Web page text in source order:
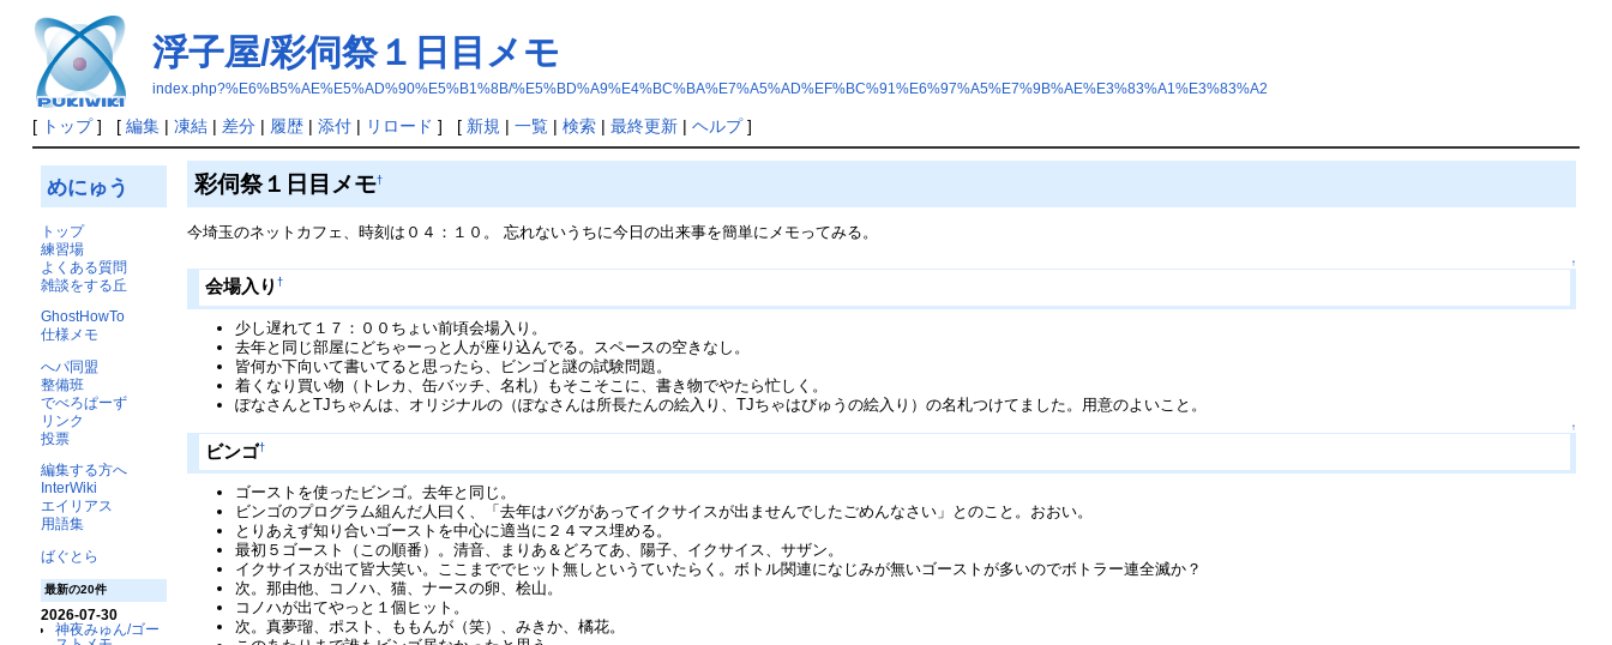
浮子屋/彩伺祭１日目メモ
index.php?%E6%B5%AE%E5%AD%90%E5%B1%8B/%E5%BD%A9%E4%BC%BA%E7%A5%AD%EF%BC%91%E6%97%A5%E7%9B%AE%E3%83%A1%E3%83%A2
[ トップ] [ 編集| 凍結| 差分| 履歴| 添付| リロード ] [ 新規 | 一覧| 検索| 最終更新| ヘルプ]
めにゅう
トップ
練習場
よくある質問
雑談をする丘
GhostHowTo
仕様メモ
へパ同盟
整備班
でべろぱーず
リンク
投票
編集する方へ
InterWiki
エイリアス
用語集
ばぐとら
最新の20件
2026-07-30
神夜みゅん/ゴー
彩伺祭１日目メモ†
今埼玉のネットカフェ、時刻は０４：１０。 忘れないうちに今日の出来事を簡単にメモってみる。
↑
会場入り †
少し遅れて１７：００ちょい前頃会場入り。
去年と同じ部屋にどちゃーっと人が座り込んでる。スペースの空きなし。
皆何か下向いて書いてると思ったら、ビンゴと謎の試験問題。
着くなり買い物（トレカ、缶バッチ、名札）もそこそこに、書き物でやたら忙しく。
ぽなさんとTJちゃんは、オリジナルの（ぽなさんは所長たんの絵入り、TJちゃはびゅうの絵入り）の名札つけてました。用意のよいこと。
↑
ビンゴ†
ゴーストを使ったビンゴ。去年と同じ。
ビンゴのプログラム組んだ人曰く、「去年はバグがあってイクサイスが出ませんでしたごめんなさい」とのこと。おおい。
とりあえず知り合いゴーストを中心に適当に２４マス埋める。
最初５ゴースト（この順番）。清音、まりあ＆どろてあ、陽子、イクサイス、サザン。
イクサイスが出て皆大笑い。ここまででヒット無しというていたらく。ボトル関連になじみが無いゴーストが多いのでボトラー連全滅か？
次。那由他、コノハ、猫、ナースの卵、桧山。
コノハが出てやっと１個ヒット。
次。真夢瑠、ポスト、ももんが（笑）、みきか、橘花。